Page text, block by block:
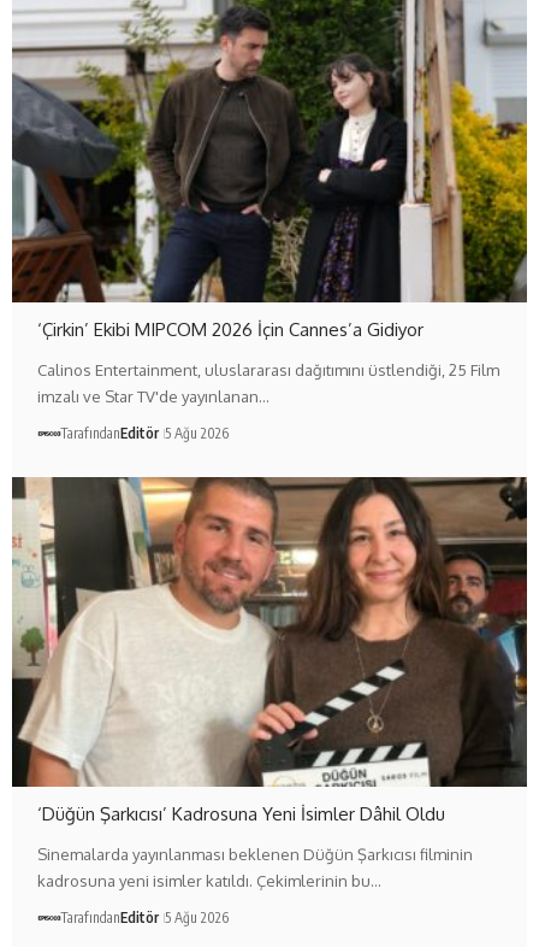
‘Çirkin’ Ekibi MIPCOM 2026 İçin Cannes’a Gidiyor
Calinos Entertainment, uluslararası dağıtımını üstlendiği, 25 Film
imzalı ve Star TV'de yayınlanan…
TarafındanEditör 5 Ağu 2026
‘Düğün Şarkıcısı’ Kadrosuna Yeni İsimler Dâhil Oldu
Sinemalarda yayınlanması beklenen Düğün Şarkıcısı filminin
kadrosuna yeni isimler katıldı. Çekimlerinin bu…
TarafındanEditör 5 Ağu 2026